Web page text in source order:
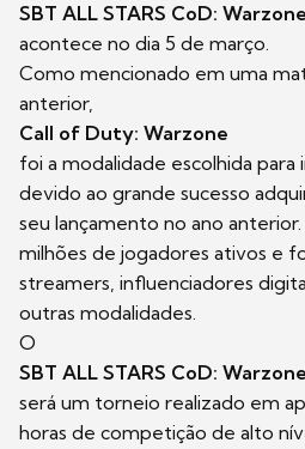
SBT ALL STARS CoD: Warzone
acontece no dia 5 de março.
Como mencionado em uma
anterior,
Call of Duty: Warzone
foi a modalidade escolhida para
devido ao grande sucesso
seu lançamento no ano
milhões de jogadores ativos e
streamers, influenciadores
outras modalidades.
O
SBT ALL STARS CoD: Warzone
será um torneio realizado em
horas de competição de alto